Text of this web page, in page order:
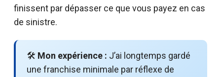
finissent par dépasser ce que vous payez en cas
de sinistre.
🛠️ Mon expérience : J’ai longtemps gardé
une franchise minimale par réflexe de